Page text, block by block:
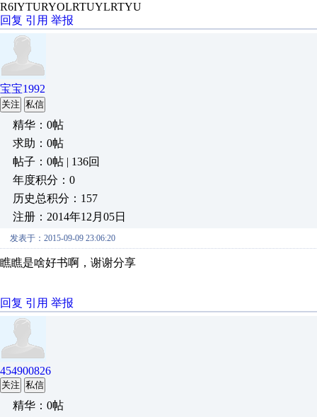
R6IYTURYOLRTUYLRTYU
回复 引用 举报
宝宝1992
关注 私信
精华：0帖
求助：0帖
帖子：0帖 | 136回
年度积分：0
历史总积分：157
注册：2014年12月05日
发表于：2015-09-09 23:06:20
瞧瞧是啥好书啊，谢谢分享
回复 引用 举报
454900826
关注 私信
精华：0帖